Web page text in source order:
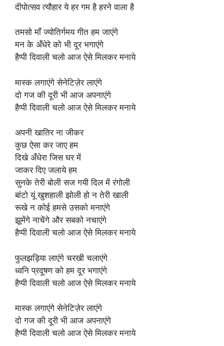
दीपोत्सव त्यौहार ये हर गम है हरने वाला है
तमसो माँ ज्योतिर्गमय गीत हम जाएंगे
मन के अँधेरे को भी दूर भगाएंगे
हैप्पी दिवाली चलो आज ऐसे मिलकर मनाये
मास्क लगाएंगे सेनेटिज़ेर लाएंगे
दो गज की दूरी भी आज अपनाएंगे
हैप्पी दिवाली चलो आज ऐसे मिलकर मनाये
अपनी खातिर ना जीकर
कुछ ऐसा कर जाए हम
दिखे अँधेरा जिस घर में
जाकर दिए जलाये हम
सुनके तेरी बोली सज गयी दिल में रंगोली
बांटो यूं खुशहाली झोली हो न तेरी खाली
रूखे न कोई हमसे उसको मनाएंगे
झूमेंगे नाचेंगे और सबको नचाएंगे
हैप्पी दिवाली चलो आज ऐसे मिलकर मनाये
फुलझड़िया लाएंगे चरखी चलाएंगे
ध्वनि प्रदूषण को हम दूर भगाएंगे
हैप्पी दिवाली चलो आज ऐसे मिलकर मनाये
मास्क लगाएंगे सेनेटिज़ेर लाएंगे
दो गज की दूरी भी आज अपनाएंगे
हैप्पी दिवाली चलो आज ऐसे मिलकर मनाये